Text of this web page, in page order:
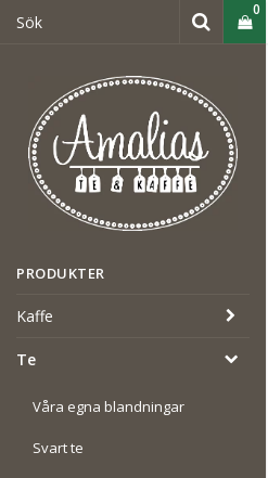
0
PRODUKTER
Kaffe
Te
Våra egna blandningar
Svart te